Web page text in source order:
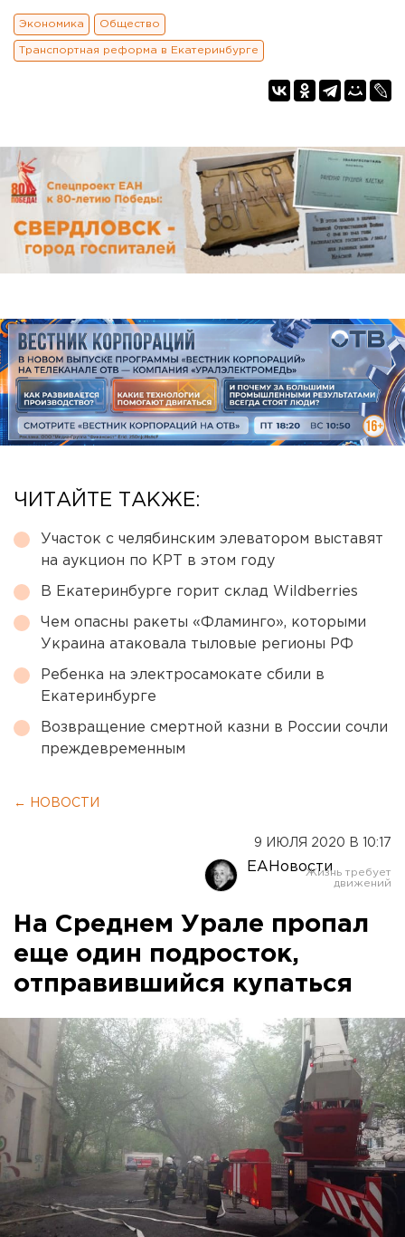
Экономика Общество
Транспортная реформа в Екатеринбурге
ЧИТАЙТЕ ТАКЖЕ:
Участок с челябинским элеватором выставят
на аукцион по КРТ в этом году
В Екатеринбурге горит склад Wildberries
Чем опасны ракеты «Фламинго», которыми
Украина атаковала тыловые регионы РФ
Ребенка на электросамокате сбили в
Екатеринбурге
Возвращение смертной казни в России сочли
преждевременным
← НОВОСТИ
9 ИЮЛЯ 2020 В 10:17
ЕАНовости
На Среднем Урале пропал
еще один подросток,
отправившийся купаться